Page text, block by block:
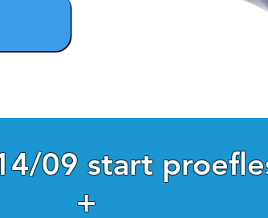
09 start
+